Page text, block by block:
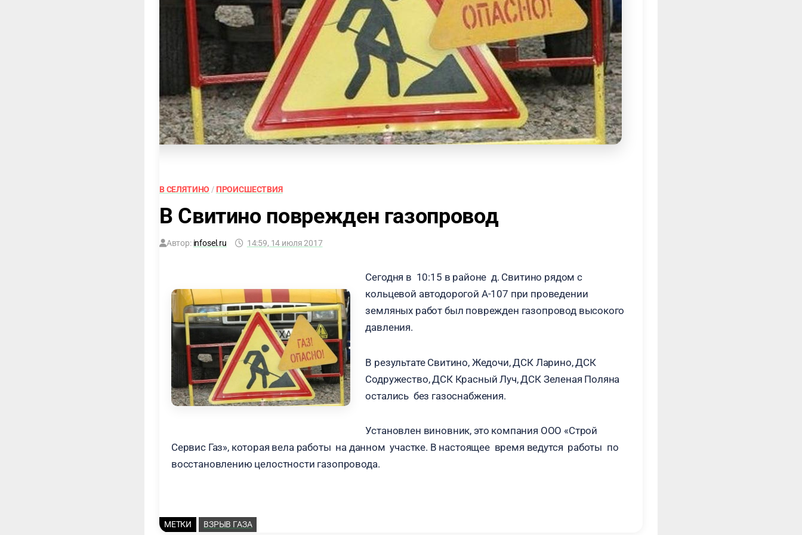
В СЕЛЯТИНО / ПРОИСШЕСТВИЯ
В Свитино поврежден газопровод
Автор: infosel.ru 14:59, 14 июля 2017
Сегодня в 10:15 в районе д. Свитино рядом с
кольцевой автодорогой А-107 при проведении
земляных работ был поврежден газопровод высокого
давления.
В результате Свитино, Жедочи, ДСК Ларино, ДСК
Содружество, ДСК Красный Луч, ДСК Зеленая Поляна
остались без газоснабжения.
Установлен виновник, это компания ООО «Строй
Сервис Газ», которая вела работы на данном участке. В настоящее время ведутся работы по
восстановлению целостности газопровода.
МЕТКИ ВЗРЫВ ГАЗА